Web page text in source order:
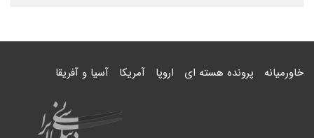
خاورمیانه پرونده هسته ای اروپا آمریکا آسیا و آفریقا